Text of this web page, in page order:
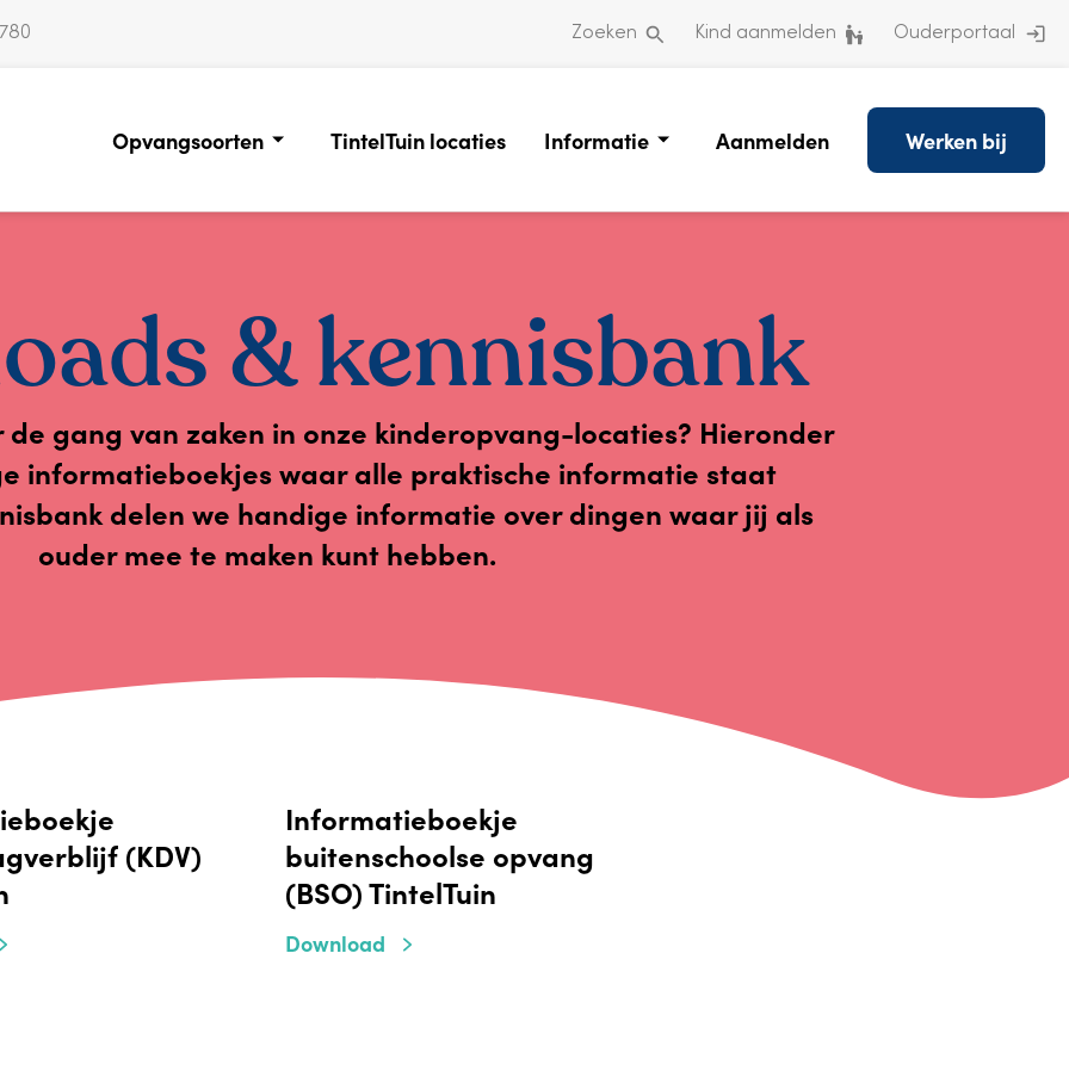
Zoeken Kind aanmelden Ouderportaal
Opvangsoorten TintelTuin locaties Informatie Aanmelden Werken bij
& kennisbank
de gang van zaken in onze kinderopvang-locaties? Hieronder
informatieboekjes waar alle praktische informatie staat
delen we handige informatie over dingen waar jij als
ouder mee te maken kunt hebben.
(KDV)
Informatieboekje
buitenschoolse opvang
(BSO) TintelTuin
Download